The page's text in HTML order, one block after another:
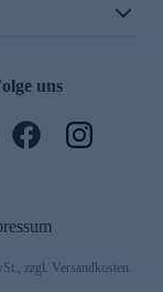
uns
zzgl. Versandkosten.